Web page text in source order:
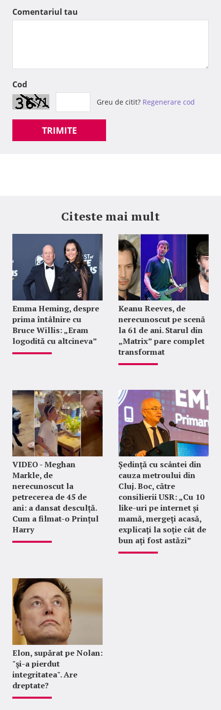
Comentariul tau
Cod
Greu de citit? Regenerare cod
TRIMITE
Citeste mai mult
Emma Heming, despre
prima întâlnire cu
Bruce Willis: „Eram
logodită cu altcineva”
Keanu Reeves, de
nerecunoscut pe scenă
la 61 de ani. Starul din
„Matrix” pare complet
transformat
VIDEO - Meghan
Markle, de
nerecunoscut la
petrecerea de 45 de
ani: a dansat desculță.
Cum a filmat-o Prințul
Harry
Ședință cu scântei din
cauza metroului din
Cluj. Boc, către
consilierii USR: „Cu 10
like-uri pe internet și
mamă, mergeți acasă,
explicați la soție cât de
bun ați fost astăzi”
Elon, supărat pe Nolan:
"şi-a pierdut
integritatea". Are
dreptate?